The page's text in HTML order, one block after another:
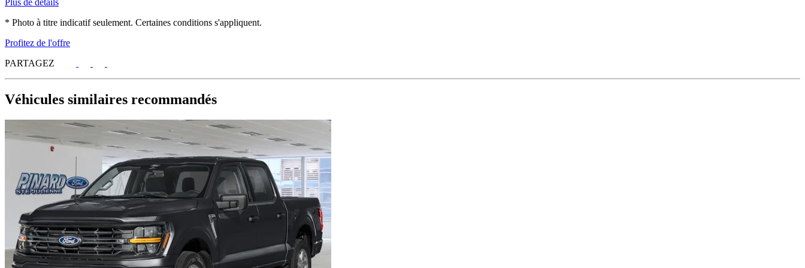
Plus de détails
* Photo à titre indicatif seulement. Certaines conditions s'appliquent.
Profitez de l'offre
PARTAGEZ
Véhicules similaires recommandés